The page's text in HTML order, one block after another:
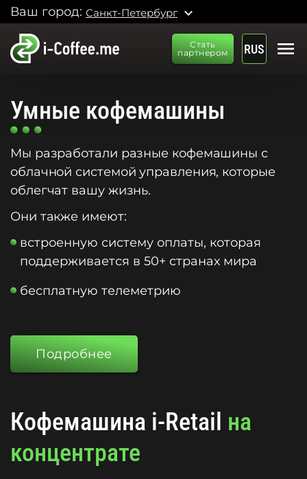
Ваш город: Санкт-Петербург expand_more
Стать
партнером
RUS menu
Умные кофемашины
Мы разработали разные кофемашины с
облачной системой управления, которые
облегчат вашу жизнь.
Они также имеют:
встроенную систему оплаты, которая
поддерживается в 50+ странах мира
бесплатную телеметрию
Подробнее
Кофемашина i-Retail на
концентрате